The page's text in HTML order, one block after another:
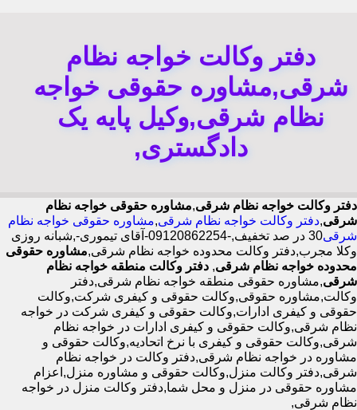
دفتر وکالت خواجه نظام
شرقی,مشاوره حقوقی خواجه
نظام شرقی,وکیل پایه یک
دادگستری,
دفتر وکالت خواجه نظام شرقی,مشاوره حقوقی خواجه نظام
شرقی,دفتر وکالت خواجه نظام شرقی,مشاوره حقوقی خواجه نظام
شرقی
30 در صد تخفیف,-09120862254-آقای تیموری-,شبانه روزی
وکلا مجرب,دفتر وکالت محدوده خواجه نظام شرقی,مشاوره حقوقی
محدوده خواجه نظام شرقی, دفتر وکالت منطقه خواجه نظام
شرقی,مشاوره حقوقی منطقه خواجه نظام شرقی,دفتر
وکالت,مشاوره حقوقی,وکالت حقوقی و کیفری شرکت,وکالت
حقوقی و کیفری ادارات,وکالت حقوقی و کیفری شرکت در خواجه
نظام شرقی,وکالت حقوقی و کیفری ادارات در خواجه نظام
شرقی,وکالت حقوقی و کیفری با نرخ اتحادیه,وکالت حقوقی و
مشاوره در خواجه نظام شرقی,دفتر وکالت در خواجه نظام
شرقی,دفتر وکالت منزل,وکالت حقوقی و مشاوره منزل,اعزام
مشاوره حقوقی در منزل و محل شما,دفتر وکالت منزل در خواجه
نظام شرقی,